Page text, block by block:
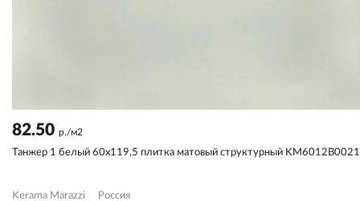
82.50 р./м2
Танжер 1 белый 60x119,5 плитка матовый структурный
Kerama Marazzi Россия